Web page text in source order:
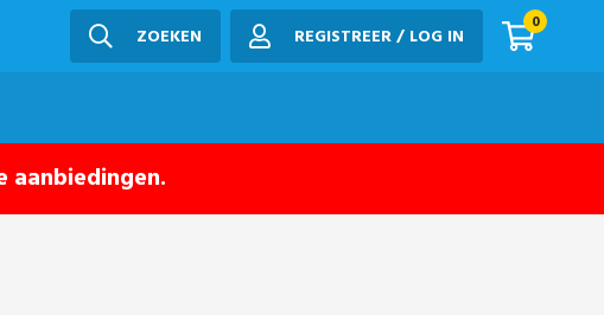
ZOEKEN REGISTREER / LOG IN
0
aanbiedingen.